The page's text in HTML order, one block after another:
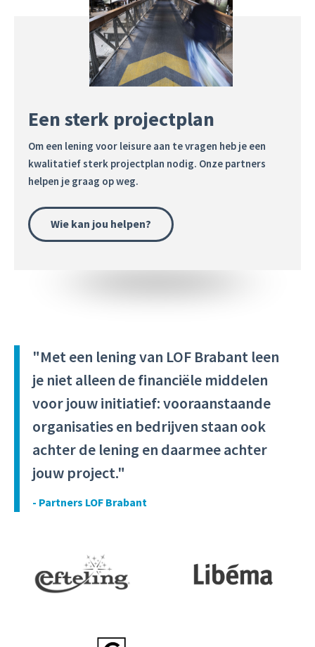
Een sterk projectplan
Om een lening voor leisure aan te vragen heb je een
kwalitatief sterk projectplan nodig. Onze partners
helpen je graag op weg.
Wie kan jou helpen?
"Met een lening van LOF Brabant leen
je niet alleen de financiële middelen
voor jouw initiatief: vooraanstaande
organisaties en bedrijven staan ook
achter de lening en daarmee achter
jouw project."
- Partners LOF Brabant